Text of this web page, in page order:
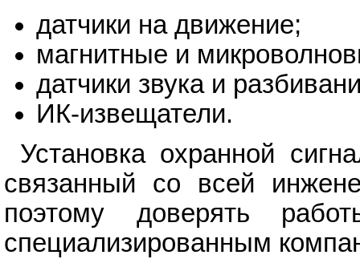
датчики на движение;
магнитные и
датчики звука и
ИК-извещатели.
Установка охранной
связанный со всей
поэтому доверять
специализированным